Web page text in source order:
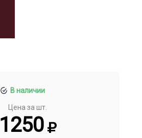
В наличии
Цена за шт.
1250